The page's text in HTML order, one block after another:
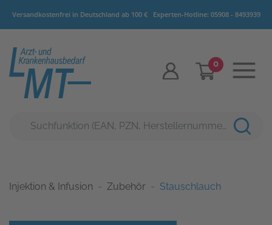
Versandkostenfrei in Deutschland ab 100 € Experten-Hotline: 05908 - 8493939
0
Injektion & Infusion Zubehör Stauschlauch